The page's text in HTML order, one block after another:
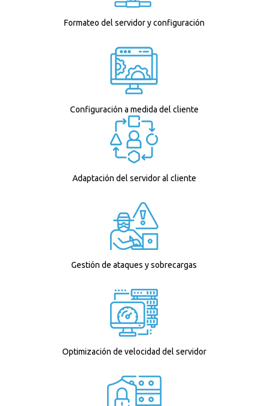
Formateo del servidor y configuración
Configuración a medida del cliente
Adaptación del servidor al cliente
Gestión de ataques y sobrecargas
Optimización de velocidad del servidor